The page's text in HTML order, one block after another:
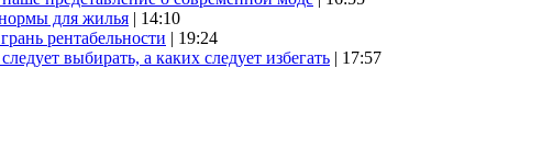
для жилья | 14:10
рентабельности | 19:24
выбирать, а каких следует избегать | 17:57